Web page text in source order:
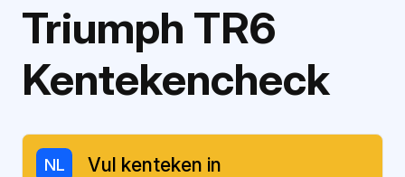
Triumph TR6
Kentekencheck
NL